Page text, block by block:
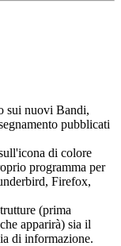
sui nuovi Bandi,
pubblicati
di colore
programma per
Firefox,
(prima
apparirà) sia il
di informazione.